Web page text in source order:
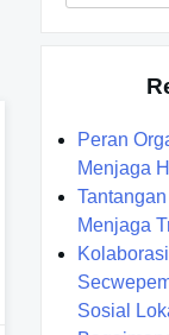
for:
Peran
Menjaga
Menjaga
Sosial